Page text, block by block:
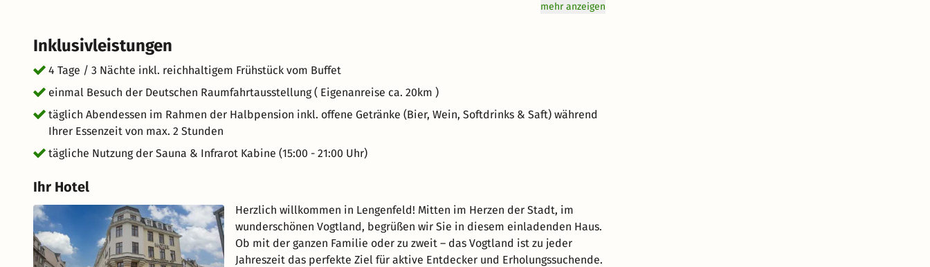
mehr anzeigen
Inklusivleistungen
4 Tage / 3 Nächte inkl. reichhaltigem Frühstück vom Buffet
einmal Besuch der Deutschen Raumfahrtausstellung ( Eigenanreise ca. 20km )
täglich Abendessen im Rahmen der Halbpension inkl. offene Getränke (Bier, Wein, Softdrinks & Saft) während
Ihrer Essenzeit von max. 2 Stunden
tägliche Nutzung der Sauna & Infrarot Kabine (15:00 - 21:00 Uhr)
Ihr Hotel
Herzlich willkommen in Lengenfeld! Mitten im Herzen der Stadt, im
wunderschönen Vogtland, begrüßen wir Sie in diesem einladenden Haus.
Ob mit der ganzen Familie oder zu zweit – das Vogtland ist zu jeder
Jahreszeit das perfekte Ziel für aktive Entdecker und Erholungssuchende.